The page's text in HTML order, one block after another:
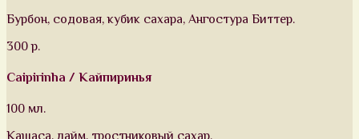
Бурбон, содовая, кубик сахара, Ангостура Биттер.
300 р.
Caipirinha / Кайпиринья
100 мл.